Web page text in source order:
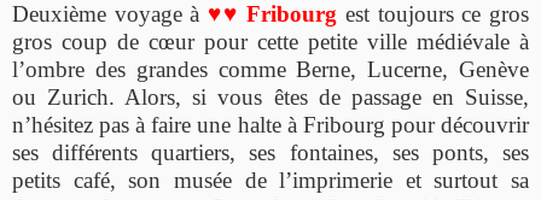
Deuxième voyage à ♥♥ Fribourg est toujours ce gros
gros coup de cœur pour cette petite ville médiévale à
l’ombre des grandes comme Berne, Lucerne, Genève
ou Zurich. Alors, si vous êtes de passage en Suisse,
n’hésitez pas à faire une halte à Fribourg pour découvrir
ses différents quartiers, ses fontaines, ses ponts, ses
petits café, son musée de l’imprimerie et surtout sa